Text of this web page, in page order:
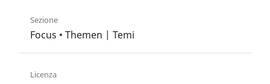
Sezione
Focus • Themen | Temi
Licenza